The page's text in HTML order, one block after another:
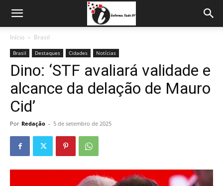
Início Brasil
Brasil Destaques Cidades Notícias
Dino: ‘STF avaliará validade e
alcance da delação de Mauro
Cid’
Por Redação - 5 de setembro de 2025